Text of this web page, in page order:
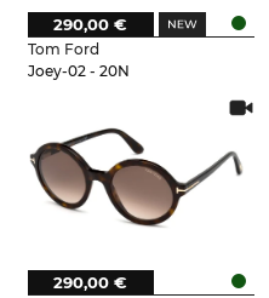
Tom Ford
Joey-02 - 20N
290,00 €
290,00 €